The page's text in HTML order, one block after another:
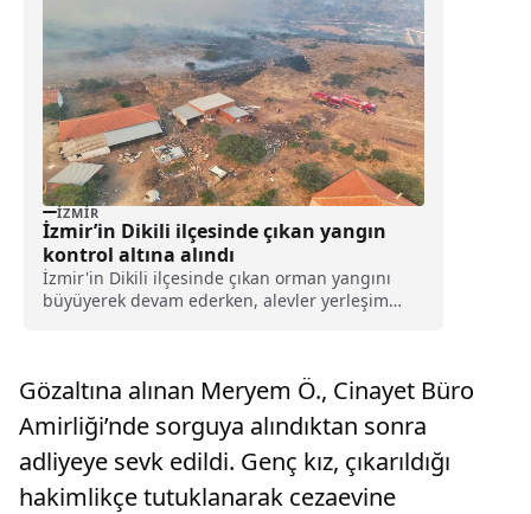
İZMIR
İzmir’in Dikili ilçesinde çıkan yangın
kontrol altına alındı
İzmir'in Dikili ilçesinde çıkan orman yangını
büyüyerek devam ederken, alevler yerleşim
Gözaltına alınan Meryem Ö., Cinayet Büro
Amirliği’nde sorguya alındıktan sonra
adliyeye sevk edildi. Genç kız, çıkarıldığı
hakimlikçe tutuklanarak cezaevine